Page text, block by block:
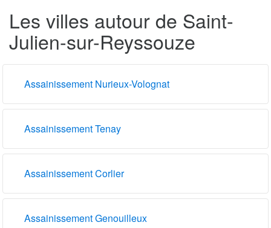
Les villes autour de Saint-
Julien-sur-Reyssouze
Assainissement Nurieux-Volognat
Assainissement Tenay
Assainissement Corlier
Assainissement Genouilleux